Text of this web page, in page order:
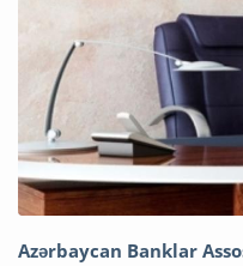
Azərbaycan Banklar